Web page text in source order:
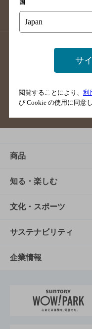
沖
店舗登録方法のご案
掲
商品
商品TOP
商品一覧
商品発売情報
栄養成分一覧
知る・楽しむ
知る・楽しむTOP
キャンペーン
工場見学
地域情報
文化・スポーツ
文化・スポーツTOP
サントリーホール
サントリーサンバー
サステナビリティ
サステナビリティ
サントリーが考え
企業情報
企業概要
国
サ
閲覧することにより、 利
び Cookie の使用に同意